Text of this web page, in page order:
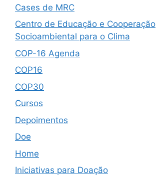
Cases de MRC
Centro de Educação e Cooperação
Socioambiental para o Clima
COP-16 Agenda
COP16
COP30
Cursos
Depoimentos
Doe
Home
Iniciativas para Doação